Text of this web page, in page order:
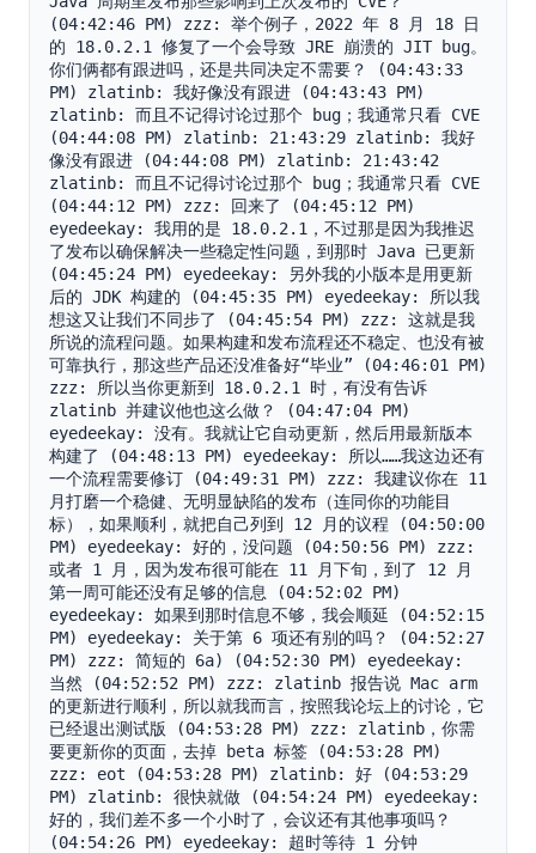
(04:42:46 PM) zzz: 举个例子，2022 年 8 月 18 日
的 18.0.2.1 修复了一个会导致 JRE 崩溃的 JIT bug。
你们俩都有跟进吗，还是共同决定不需要？ (04:43:33
PM) zlatinb: 我好像没有跟进 (04:43:43 PM)
zlatinb: 而且不记得讨论过那个 bug；我通常只看 CVE
(04:44:08 PM) zlatinb: 21:43:29 zlatinb: 我好
像没有跟进 (04:44:08 PM) zlatinb: 21:43:42
zlatinb: 而且不记得讨论过那个 bug；我通常只看 CVE
(04:44:12 PM) zzz: 回来了 (04:45:12 PM)
eyedeekay: 我用的是 18.0.2.1，不过那是因为我推迟
了发布以确保解决一些稳定性问题，到那时 Java 已更新
(04:45:24 PM) eyedeekay: 另外我的小版本是用更新
后的 JDK 构建的 (04:45:35 PM) eyedeekay: 所以我
想这又让我们不同步了 (04:45:54 PM) zzz: 这就是我
所说的流程问题。如果构建和发布流程还不稳定、也没有被
可靠执行，那这些产品还没准备好“毕业” (04:46:01 PM)
zzz: 所以当你更新到 18.0.2.1 时，有没有告诉
zlatinb 并建议他也这么做？ (04:47:04 PM)
eyedeekay: 没有。我就让它自动更新，然后用最新版本
构建了 (04:48:13 PM) eyedeekay: 所以……我这边还有
一个流程需要修订 (04:49:31 PM) zzz: 我建议你在 11
月打磨一个稳健、无明显缺陷的发布（连同你的功能目
标），如果顺利，就把自己列到 12 月的议程 (04:50:00
PM) eyedeekay: 好的，没问题 (04:50:56 PM) zzz:
或者 1 月，因为发布很可能在 11 月下旬，到了 12 月
第一周可能还没有足够的信息 (04:52:02 PM)
eyedeekay: 如果到那时信息不够，我会顺延 (04:52:15
PM) eyedeekay: 关于第 6 项还有别的吗？ (04:52:27
PM) zzz: 简短的 6a) (04:52:30 PM) eyedeekay:
当然 (04:52:52 PM) zzz: zlatinb 报告说 Mac arm
的更新进行顺利，所以就我而言，按照我论坛上的讨论，它
已经退出测试版 (04:53:28 PM) zzz: zlatinb，你需
要更新你的页面，去掉 beta 标签 (04:53:28 PM)
zzz: eot (04:53:28 PM) zlatinb: 好 (04:53:29
PM) zlatinb: 很快就做 (04:54:24 PM) eyedeekay:
好的，我们差不多一个小时了，会议还有其他事项吗？
(04:54:26 PM) eyedeekay: 超时等待 1 分钟